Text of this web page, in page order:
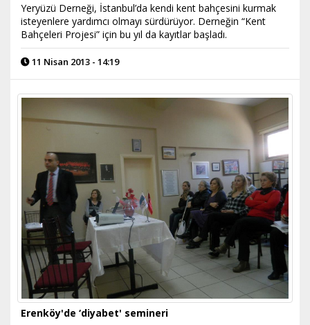
Yeryüzü Derneği, İstanbul’da kendi kent bahçesini kurmak
isteyenlere yardımcı olmayı sürdürüyor. Derneğin “Kent
Bahçeleri Projesi” için bu yıl da kayıtlar başladı.
11 Nisan 2013 - 14:19
Erenköy'de ‘diyabet' semineri